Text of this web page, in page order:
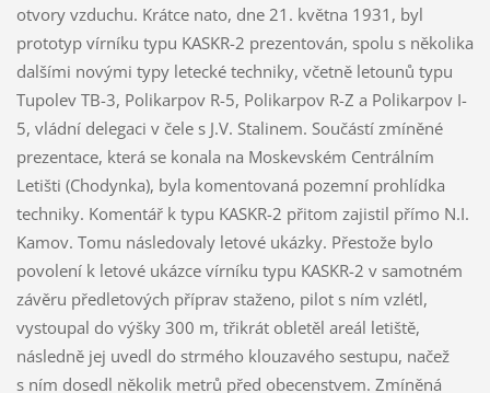
otvory vzduchu. Krátce nato, dne 21. května 1931, byl
prototyp vírníku typu KASKR-2 prezentován, spolu s několika
dalšími novými typy letecké techniky, včetně letounů typu
Tupolev TB-3, Polikarpov R-5, Polikarpov R-Z a Polikarpov I-
5, vládní delegaci v čele s J.V. Stalinem. Součástí zmíněné
prezentace, která se konala na Moskevském Centrálním
Letišti (Chodynka), byla komentovaná pozemní prohlídka
techniky. Komentář k typu KASKR-2 přitom zajistil přímo N.I.
Kamov. Tomu následovaly letové ukázky. Přestože bylo
povolení k letové ukázce vírníku typu KASKR-2 v samotném
závěru předletových příprav staženo, pilot s ním vzlétl,
vystoupal do výšky 300 m, třikrát obletěl areál letiště,
následně jej uvedl do strmého klouzavého sestupu, načež
s ním dosedl několik metrů před obecenstvem. Zmíněná